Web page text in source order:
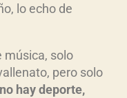
lo echo de
música, solo
pero solo
hay deporte,